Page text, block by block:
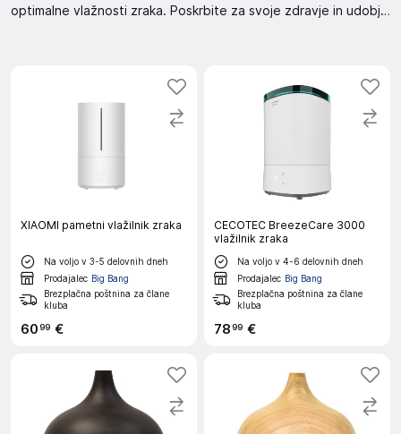
optimalne vlažnosti zraka. Poskrbite za svoje zdravje in udobje
XIAOMI pametni vlažilnik zraka
Na voljo v 3-5 delovnih dneh
Prodajalec Big Bang
Brezplačna poštnina za člane
kluba
6099 €
CECOTEC BreezeCare 3000
vlažilnik zraka
Na voljo v 4-6 delovnih dneh
Prodajalec Big Bang
Brezplačna poštnina za člane
kluba
7899 €